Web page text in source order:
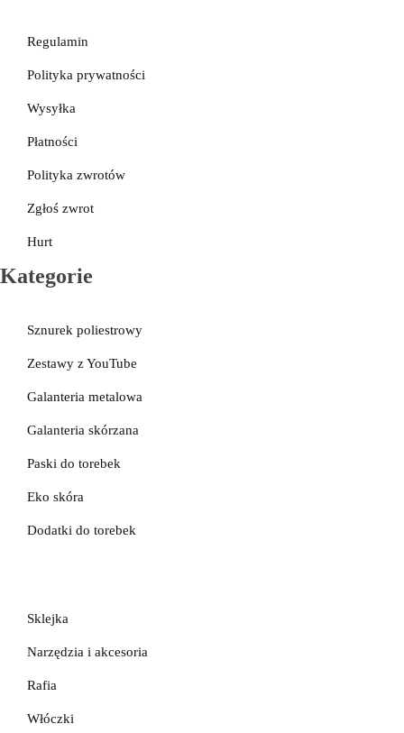
Regulamin
Polityka prywatności
Wysyłka
Płatności
Polityka zwrotów
Zgłoś zwrot
Hurt
Kategorie
Sznurek poliestrowy
Zestawy z YouTube
Galanteria metalowa
Galanteria skórzana
Paski do torebek
Eko skóra
Dodatki do torebek
Sklejka
Narzędzia i akcesoria
Rafia
Włóczki